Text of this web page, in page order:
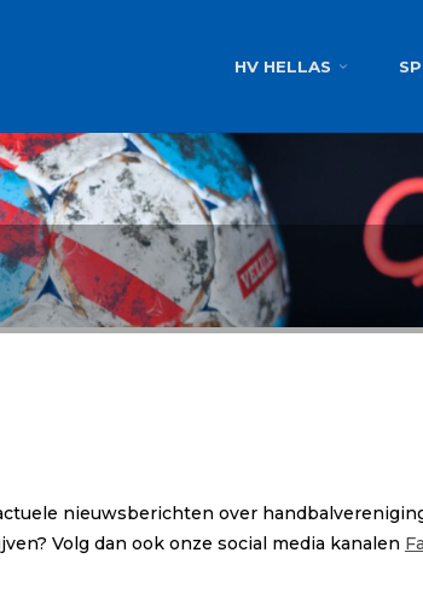
AMBITIE
HV HELLAS
nieuwsberichten over
Volg dan ook onze social media kanalen